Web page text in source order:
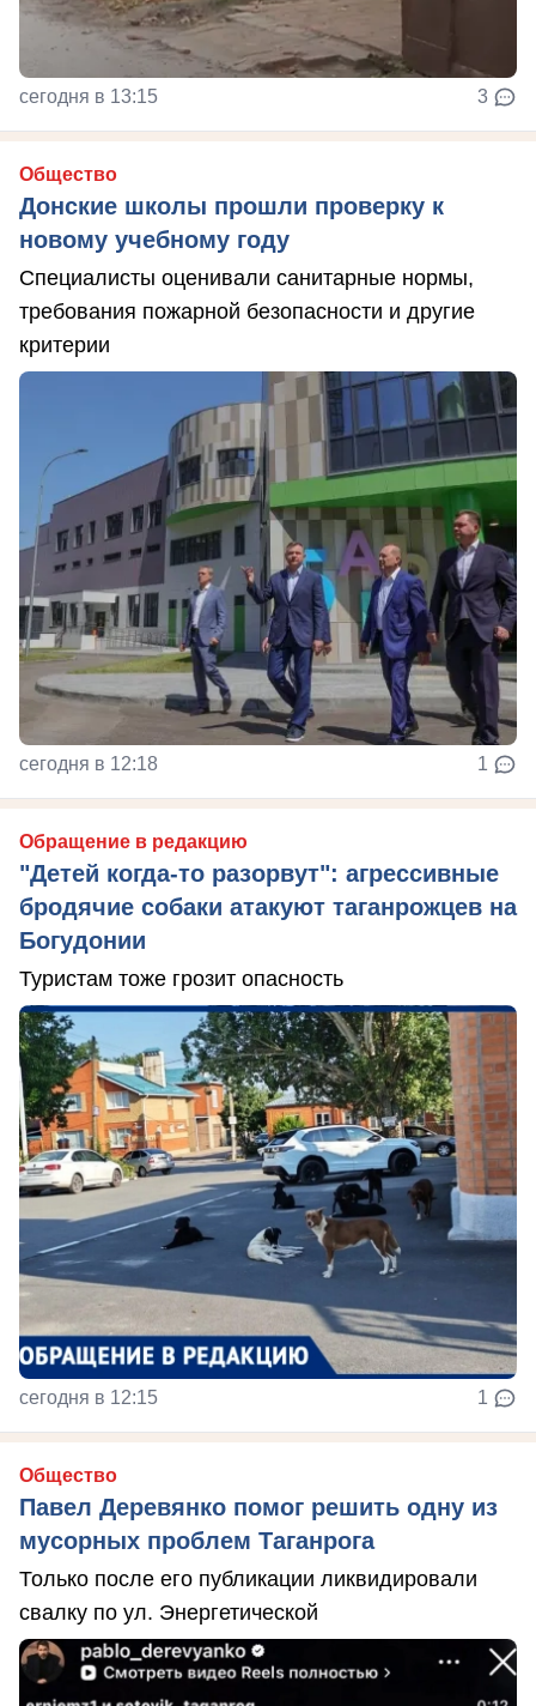
сегодня в 13:15 3
Общество
Донские школы прошли проверку к
новому учебному году
Специалисты оценивали санитарные нормы,
требования пожарной безопасности и другие
критерии
сегодня в 12:18 1
Обращение в редакцию
"Детей когда-то разорвут": агрессивные
бродячие собаки атакуют таганрожцев на
Богудонии
Туристам тоже грозит опасность
сегодня в 12:15 1
Общество
Павел Деревянко помог решить одну из
мусорных проблем Таганрога
Только после его публикации ликвидировали
свалку по ул. Энергетической